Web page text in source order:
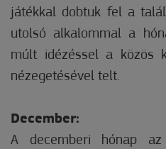
játékkal dobtuk fel a
utolsó alkalommal a
múlt idézéssel a közös
nézegetésével telt.
December:
A decemberi hónap az